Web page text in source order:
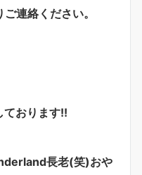
連絡ください。
ております!!
長老(笑)おや